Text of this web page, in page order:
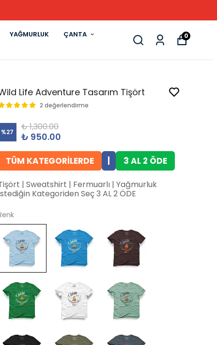
YAĞMURLUK ÇANTA 0
Life Adventure Tasarım Tişört
2 değerlendirme
%27 ₺ 1,300.00
₺ 950.00
TÜM KATEGORİLERDE 3 AL 2 ÖDE
| Sweatshirt | Fermuarlı | Yağmurluk
Kategoriden Seç 3 AL 2 ÖDE